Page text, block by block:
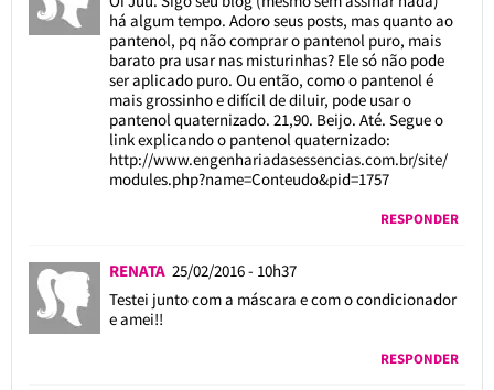
há algum tempo. Adoro seus posts, mas quanto ao
pantenol, pq não comprar o pantenol puro, mais
barato pra usar nas misturinhas? Ele só não pode
ser aplicado puro. Ou então, como o pantenol é
mais grossinho e difícil de diluir, pode usar o
pantenol quaternizado. 21,90. Beijo. Até. Segue o
link explicando o pantenol quaternizado:
http://www.engenhariadasessencias.com.br/site/
modules.php?name=Conteudo&pid=1757
RESPONDER
RENATA 25/02/2016 - 10h37
Testei junto com a máscara e com o condicionador
e amei!!
RESPONDER